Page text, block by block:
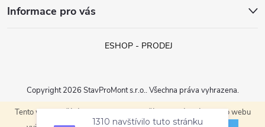
Tento web používá soubory cookie. Dalším procházením tohoto webu
Informace pro vás
ESHOP - PRODEJ
Copyright 2026 StavProMont s.r.o.. Všechna práva vyhrazena.